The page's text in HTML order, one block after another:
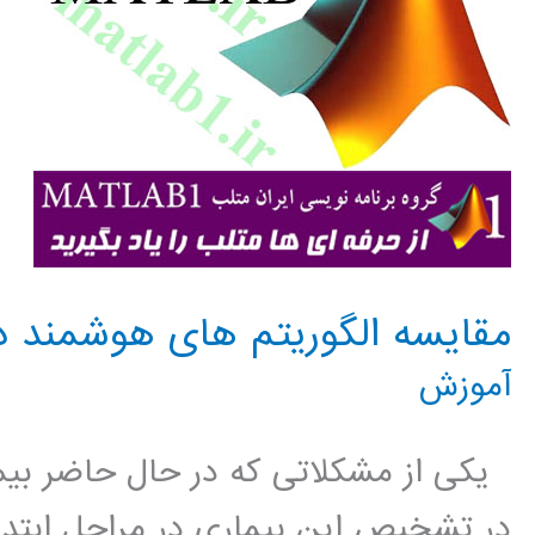
مقایسه الگوریتم های هوشمند
آموزش
یکی از مشکلاتی که در حال حاضر